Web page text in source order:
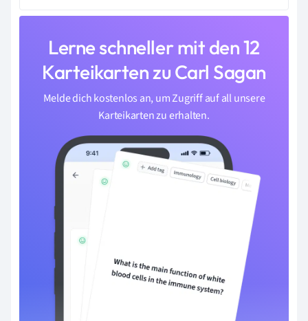
Lerne schneller mit den 12
Karteikarten zu Carl Sagan
Melde dich kostenlos an, um Zugriff auf all unsere
Karteikarten zu erhalten.